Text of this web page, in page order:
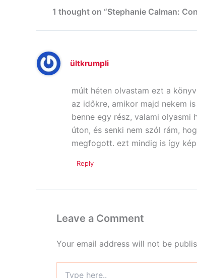
1 thought on “Stephanie Calman:
ültkrumpli
múlt héten olvastam ezt a
az időkre, amikor majd nekem
benne egy rész, valami olyasmi
úton, és senki nem szól rám,
megfogott. ezt mindig is így
Reply
Leave a Comment
Your email address will not be